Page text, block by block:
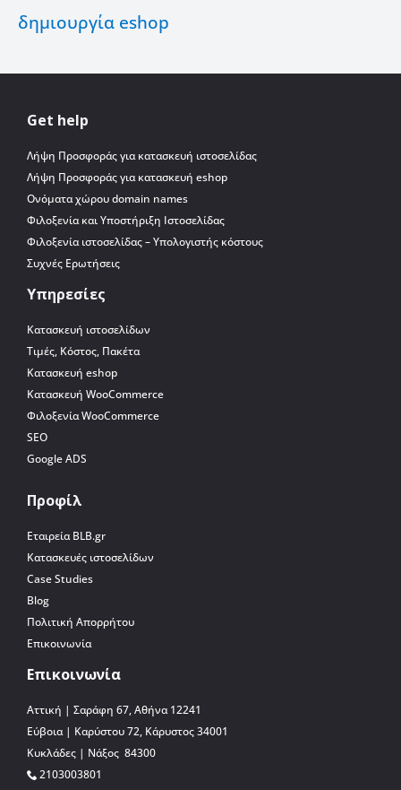
δημιουργία eshop
Get help
Λήψη Προσφοράς για κατασκευή ιστοσελίδας
Λήψη Προσφοράς για κατασκευή eshop
Ονόματα χώρου domain names
Φιλοξενία και Υποστήριξη Ιστοσελίδας
Φιλοξενία ιστοσελίδας – Υπολογιστής κόστους
Συχνές Ερωτήσεις
Υπηρεσίες
Κατασκευή ιστοσελίδων
Τιμές, Κόστος, Πακέτα
Κατασκευή eshop
Κατασκευή WooCommerce
Φιλοξενία WooCommerce
SEO
Google ADS
Προφίλ
Εταιρεία BLB.gr
Κατασκευές ιστοσελίδων
Case Studies
Blog
Πολιτική Απορρήτου
Επικοινωνία
Επικοινωνία
Αττική | Σαράφη 67, Αθήνα 12241
Εύβοια | Καρύστου 72, Κάρυστος 34001
Κυκλάδες | Νάξος 84300
2103003801